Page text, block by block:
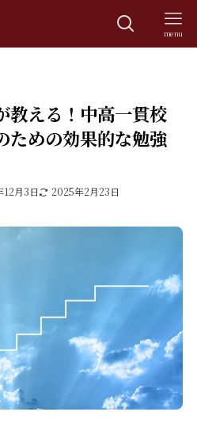
menu
教える！中高一貫校
ための効果的な勉強
12月3日 2025年2月23日